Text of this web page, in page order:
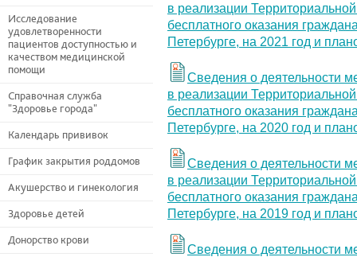
Исследование
удовлетворенности
пациентов доступностью и
качеством медицинской
помощи
Справочная служба
"Здоровье города"
Календарь прививок
График закрытия роддомов
Акушерство и гинекология
Здоровье детей
Донорство крови
в реализации
бесплатного оказания
Петербурге, на 2021 год и
Сведения о деятельности
в реализации
бесплатного оказания
Петербурге, на 2020 год и
Сведения о деятельности
в реализации
бесплатного оказания
Петербурге, на 2019 год и
Сведения о деятельности